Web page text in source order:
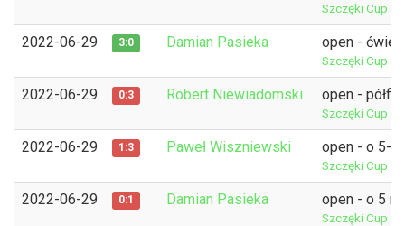
Szczęki Cup 8
2022-06-29 3:0 Damian Pasieka open -
Szczęki Cup 8
2022-06-29 0:3 Robert Niewiadomski open -
Szczęki Cup 8
2022-06-29 1:3 Paweł Wiszniewski open - o 5-6
Szczęki Cup 8
2022-06-29 0:1 Damian Pasieka open - o 5
Szczęki Cup 8